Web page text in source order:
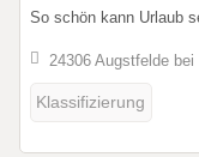
So schön kann Urlaub
24306 Augstfelde
Klassifizierung